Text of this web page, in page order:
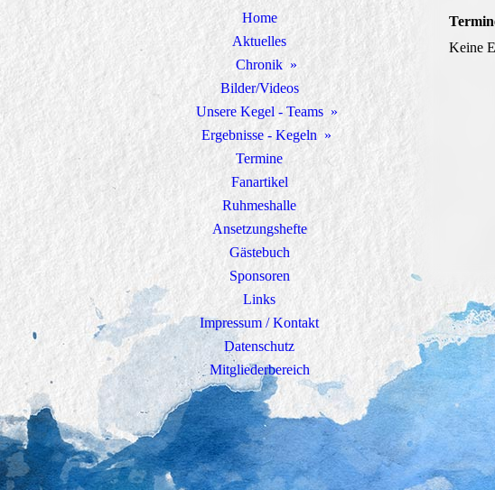
Home
Aktuelles
Chronik
Bilder/Videos
Unsere Kegel - Teams
Ergebnisse - Kegeln
Termine
Fanartikel
Ruhmeshalle
Ansetzungshefte
Gästebuch
Sponsoren
Links
Impressum / Kontakt
Datenschutz
Mitgliederbereich
Keine